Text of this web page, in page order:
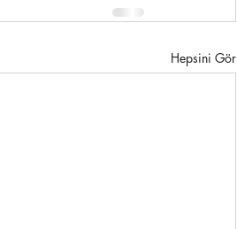
Hepsini Gör